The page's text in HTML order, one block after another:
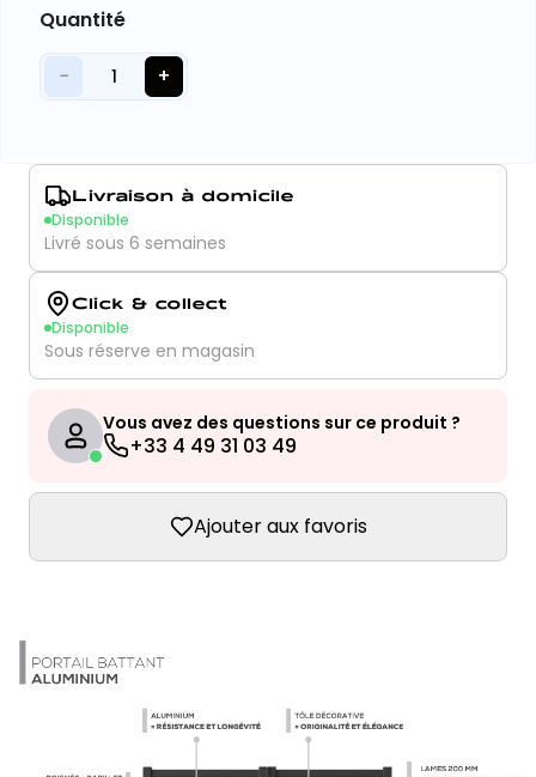
Quantité
− 1 +
Livraison à domicile
Disponible
Livré sous 6 semaines
Click & collect
Disponible
Sous réserve en magasin
Vous avez des questions sur ce produit ?
+33 4 49 31 03 49
Ajouter aux favoris